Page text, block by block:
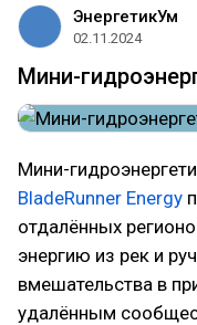
ЭнергетикУм
02.11.2024
Мини-
Мини-
BladeRunner Energy
отдалённых
энергию из рек и
вмешательства в
удалённым